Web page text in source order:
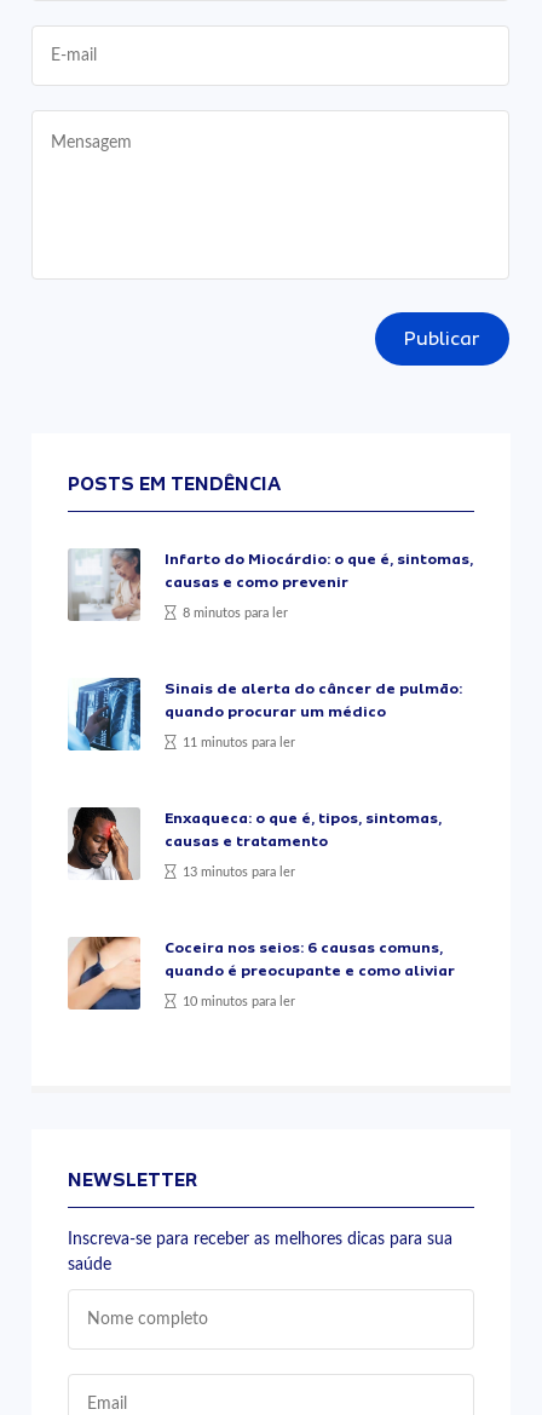
Publicar
POSTS EM TENDÊNCIA
Infarto do Miocárdio: o que é, sintomas,
causas e como prevenir
8 minutos para ler
Sinais de alerta do câncer de pulmão:
quando procurar um médico
11 minutos para ler
Enxaqueca: o que é, tipos, sintomas,
causas e tratamento
13 minutos para ler
Coceira nos seios: 6 causas comuns,
quando é preocupante e como aliviar
10 minutos para ler
NEWSLETTER
Inscreva-se para receber as melhores dicas para sua
saúde